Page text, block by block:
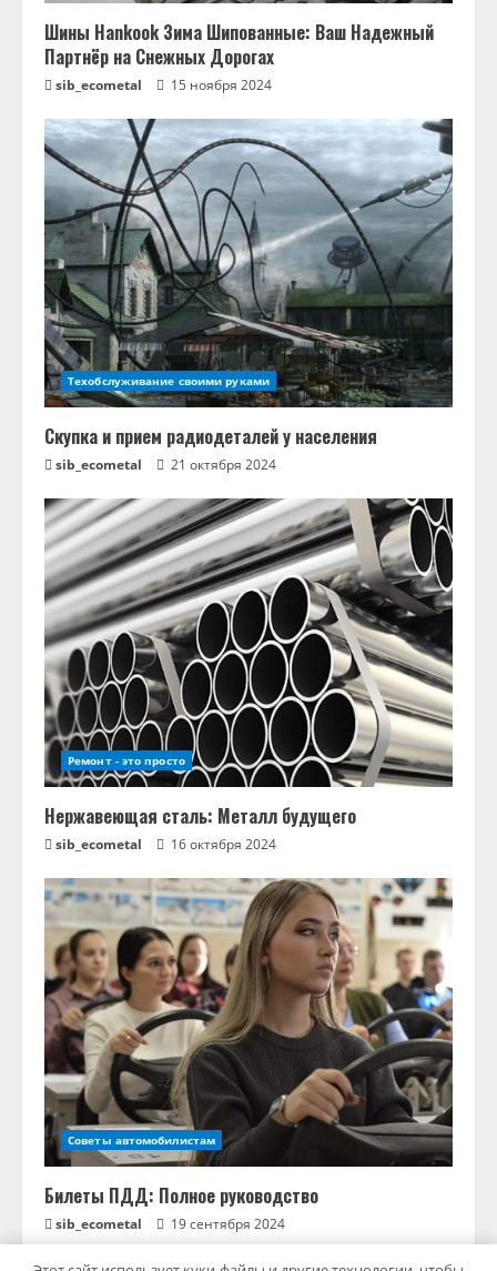
Шины Hankook Зима Шипованные: Ваш Надежный
Партнёр на Снежных Дорогах
sib_ecometal 15 ноября 2024
Техобслуживание своими руками
Скупка и прием радиодеталей у населения
sib_ecometal 21 октября 2024
Ремонт - это просто
Нержавеющая сталь: Металл будущего
sib_ecometal 16 октября 2024
Советы автомобилистам
Билеты ПДД: Полное руководство
sib_ecometal 19 сентября 2024